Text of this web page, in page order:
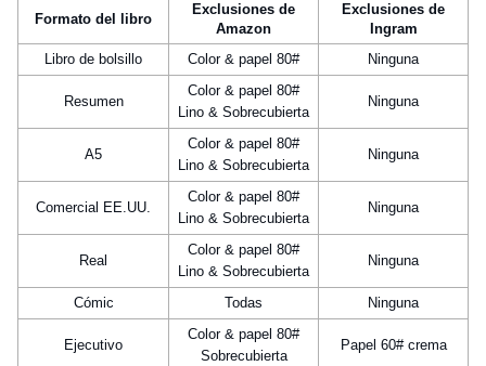
Formato del libro
Exclusiones de
Amazon
Exclusiones de
Ingram
Libro de bolsillo
Color & papel 80# Ninguna
Resumen
Color & papel 80#
Lino & Sobrecubierta
Ninguna
A5
Color & papel 80#
Lino & Sobrecubierta
Ninguna
Comercial EE.UU.
Color & papel 80#
Lino & Sobrecubierta
Ninguna
Real
Color & papel 80#
Lino & Sobrecubierta
Ninguna
Cómic Todas Ninguna
Ejecutivo
Color & papel 80#
Sobrecubierta
Papel 60# crema